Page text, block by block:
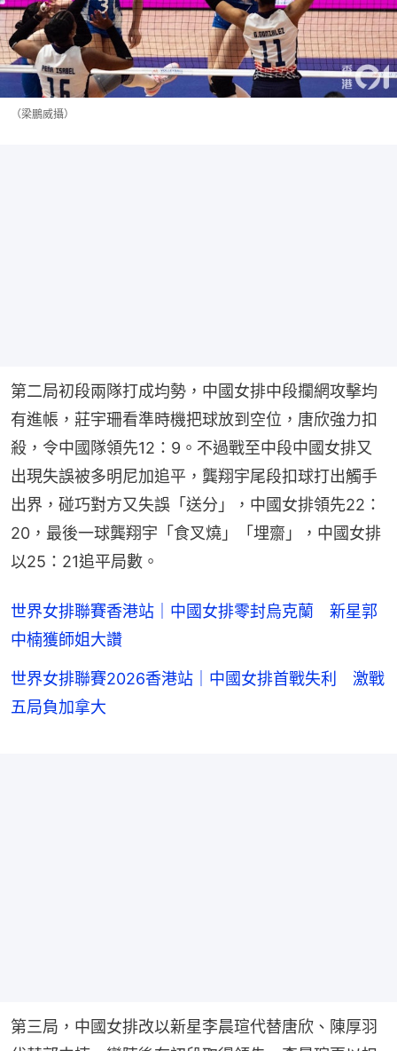
（梁鵬威攝）
第二局初段兩隊打成均勢，中國女排中段攔網攻擊均
有進帳，莊宇珊看準時機把球放到空位，唐欣強力扣
殺，令中國隊領先12：9。不過戰至中段中國女排又
出現失誤被多明尼加追平，龔翔宇尾段扣球打出觸手
出界，碰巧對方又失誤「送分」，中國女排領先22：
20，最後一球龔翔宇「食叉燒」「埋齋」，中國女排
以25：21追平局數。
世界女排聯賽香港站｜中國女排零封烏克蘭 新星郭
中楠獲師姐大讚
世界女排聯賽2026香港站｜中國女排首戰失利 激戰
五局負加拿大
第三局，中國女排改以新星李晨瑄代替唐欣、陳厚羽